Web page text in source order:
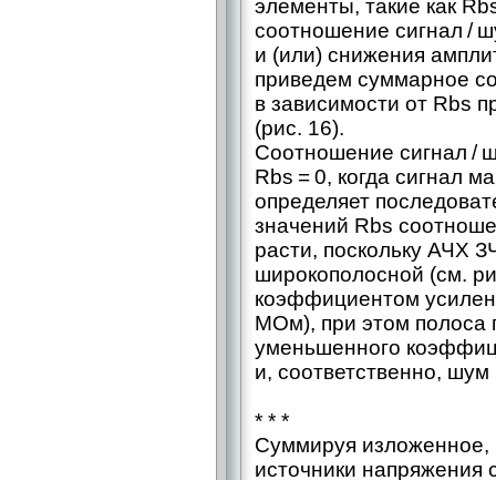
элементы, такие как
соотношение сигнал /
и (или) снижения
приведем суммарное
в зависимости от Rbs
(рис. 16).
Соотношение сигнал /
Rbs = 0, когда сигнал
определяет
значений Rbs
расти, поскольку АЧХ
широкополосной (см.
коэффициентом
МОм), при этом полоса
уменьшенного
и, соответственно,
* * *
Суммируя изложенное,
источники